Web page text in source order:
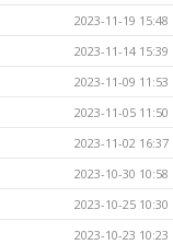
2023-11-19 15:48
2023-11-14 15:39
2023-11-09 11:53
2023-11-05 11:50
2023-11-02 16:37
2023-10-30 10:58
2023-10-25 10:30
2023-10-23 10:23